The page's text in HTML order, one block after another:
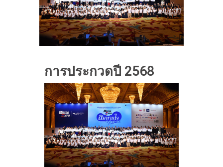
การประกวดปี 2568